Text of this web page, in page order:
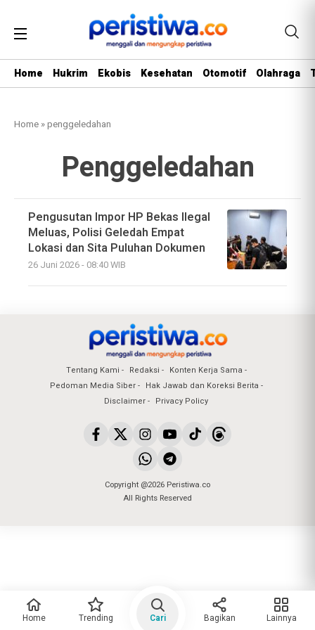
Home Hukrim Ekobis Kesehatan Otomotif Olahraga
Home »penggeledahan
Penggeledahan
Pengusutan Impor HP Bekas Ilegal
Meluas, Polisi Geledah Empat
Lokasi dan Sita Puluhan Dokumen
26 Juni 2026 - 08:40 WIB
Tentang Kami Redaksi
Konten Kerja Sama
Pedoman Media Siber
Hak Jawab dan Koreksi Berita
Disclaimer
Privacy Policy
Copyright @2026 Peristiwa.co
All Rights Reserved
Home Trending Cari Bagikan Lainnya